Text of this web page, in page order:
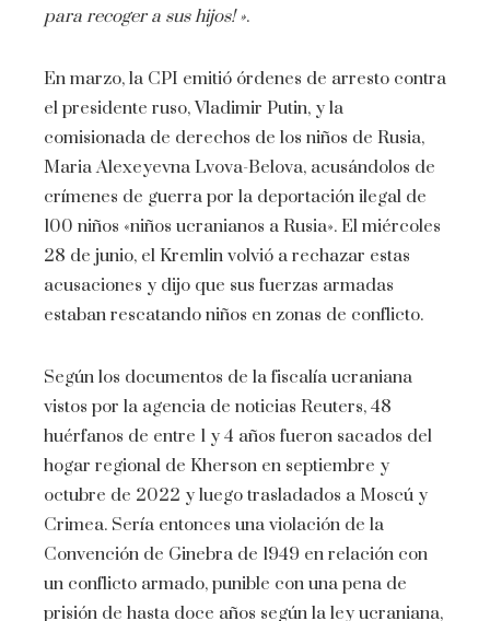
para recoger a sus hijos! ».
En marzo, la CPI emitió órdenes de arresto contra
el presidente ruso, Vladimir Putin, y la
comisionada de derechos de los niños de Rusia,
Maria Alexeyevna Lvova-Belova, acusándolos de
crímenes de guerra por la deportación ilegal de
100 niños «niños ucranianos a Rusia». El miércoles
28 de junio, el Kremlin volvió a rechazar estas
acusaciones y dijo que sus fuerzas armadas
estaban rescatando niños en zonas de conflicto.
Según los documentos de la fiscalía ucraniana
vistos por la agencia de noticias Reuters, 48 ​​
huérfanos de entre 1 y 4 años fueron sacados del
hogar regional de Kherson en septiembre y
octubre de 2022 y luego trasladados a Moscú y
Crimea. Sería entonces una violación de la
Convención de Ginebra de 1949 en relación con
un conflicto armado, punible con una pena de
prisión de hasta doce años según la ley ucraniana,